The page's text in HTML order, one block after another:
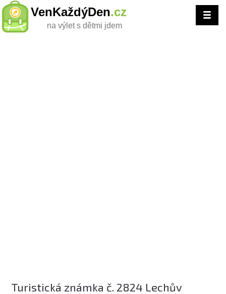
VenKaždýDen.cz
na výlet s dětmi jdem
Turistická známka č. 2824 Lechův